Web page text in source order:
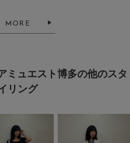
MORE
ミュエスト博多の他のスタ
リング